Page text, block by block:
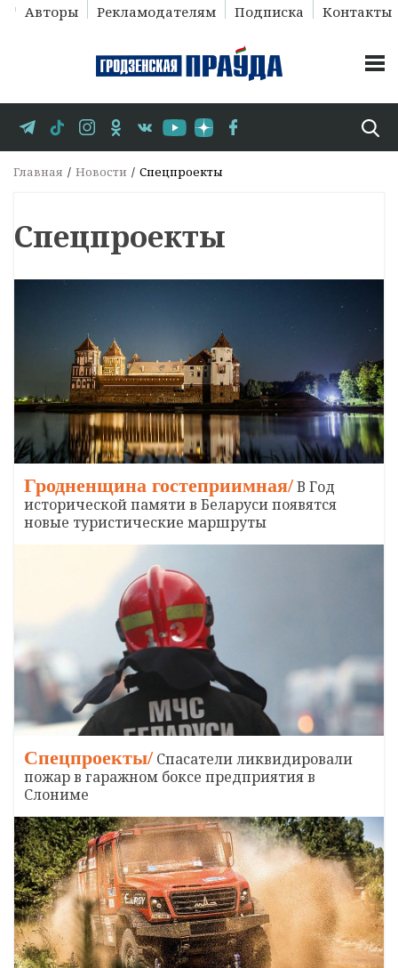
Авторы Рекламодателям Подписка Контакты
Главная Новости Спецпроекты
Спецпроекты
Гродненщина гостеприимная/В Год
исторической памяти в Беларуси появятся
новые туристические маршруты
Спецпроекты/ Спасатели ликвидировали
пожар в гаражном боксе предприятия в
Слониме